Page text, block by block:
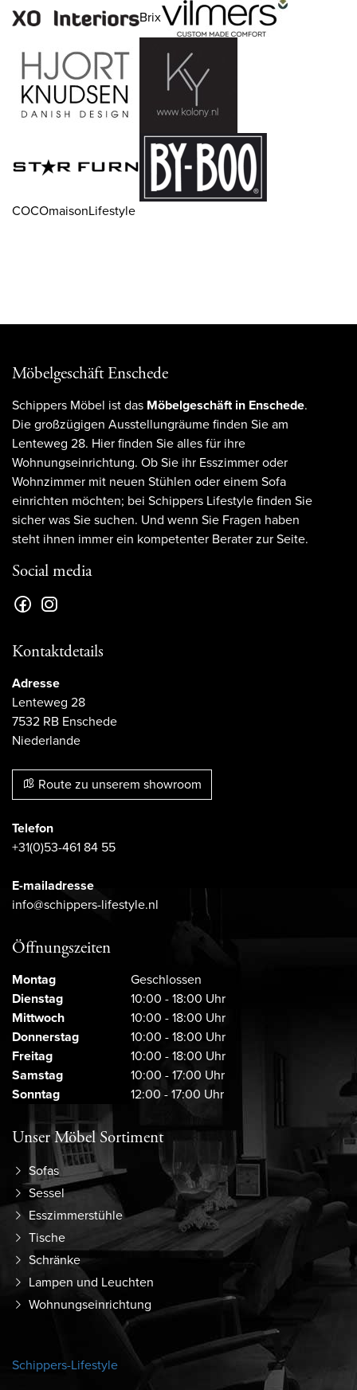
Brix
COCOmaisonLifestyle
Möbelgeschäft Enschede
Schippers Möbel ist das Möbelgeschäft in Enschede.
Die großzügigen Ausstellungräume finden Sie am
Lenteweg 28. Hier finden Sie alles für ihre
Wohnungseinrichtung. Ob Sie ihr Esszimmer oder
Wohnzimmer mit neuen Stühlen oder einem Sofa
einrichten möchten; bei Schippers Lifestyle finden Sie
sicher was Sie suchen. Und wenn Sie Fragen haben
steht ihnen immer ein kompetenter Berater zur Seite.
Social media
Kontaktdetails
Adresse
Lenteweg 28
7532 RB Enschede
Niederlande
Route zu unserem showroom
Telefon
+31(0)53-461 84 55
E-mailadresse
info@schippers-lifestyle.nl
Öffnungszeiten
Montag
Geschlossen
Dienstag
10:00 - 18:00 Uhr
Mittwoch
10:00 - 18:00 Uhr
Donnerstag
10:00 - 18:00 Uhr
Freitag
10:00 - 18:00 Uhr
Samstag
10:00 - 17:00 Uhr
Sonntag
12:00 - 17:00 Uhr
Unser Möbel Sortiment
Sofas
Sessel
Esszimmerstühle
Tische
Schränke
Lampen und Leuchten
Wohnungseinrichtung
Schippers-Lifestyle